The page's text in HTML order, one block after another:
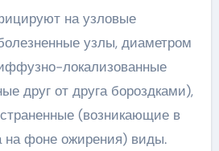
на узловые
узлы, диаметром
локализованные
друг от друга бороздками),
(возникающие в
на фоне ожирения) виды.